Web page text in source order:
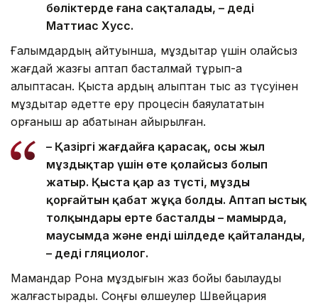
бөліктерде ғана сақталады, – деді
Маттиас Хусс.
Ғалымдардың айтуынша, мұздықтар үшін қолайсыз
жағдай жазғы аптап басталмай тұрып-ақ
қалыптасқан. Қыста қардың қалыптан тыс аз түсуінен
мұздықтар әдетте еру процесін баяулататын
қорғаныш қар қабатынан айырылған.
– Қазіргі жағдайға қарасақ, осы жыл
мұздықтар үшін өте қолайсыз болып
жатыр. Қыста қар аз түсті, мұзды
қорғайтын қабат жұқа болды. Аптап ыстық
толқындары ерте басталды – мамырда,
маусымда және енді шілдеде қайталанды,
– деді гляциолог.
Мамандар Рона мұздығын жаз бойы бақылауды
жалғастырады. Соңғы өлшеулер Швейцария